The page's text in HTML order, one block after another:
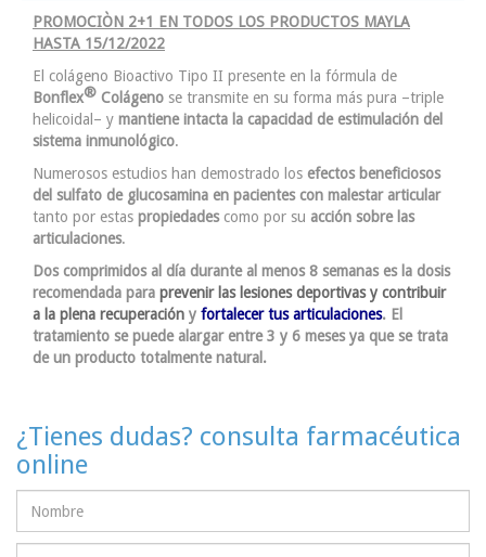
PROMOCIÒN 2+1 EN TODOS LOS PRODUCTOS MAYLA
HASTA 15/12/2022
El colágeno Bioactivo Tipo II presente en la fórmula de
Bonflex® Colágeno se transmite en su forma más pura –triple
helicoidal– y mantiene intacta la capacidad de estimulación del
sistema inmunológico.
Numerosos estudios han demostrado los efectos beneficiosos
del sulfato de glucosamina en pacientes con malestar articular
tanto por estas propiedadescomo por su acción sobre las
articulaciones.
Dos comprimidos al día durante al menos 8 semanas es la dosis
recomendada para prevenir las lesiones deportivas y contribuir
a la plena recuperación y fortalecer tus articulaciones. El
tratamiento se puede alargar entre 3 y 6 meses ya que se trata
de un producto totalmente natural.
¿Tienes dudas? consulta farmacéutica
online